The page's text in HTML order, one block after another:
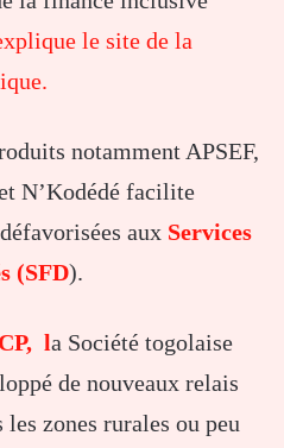
le site de la
notamment APSEF,
N’Kodédé facilite
aux Services
(SFD).
la Société togolaise
de nouveaux relais
zones rurales ou peu